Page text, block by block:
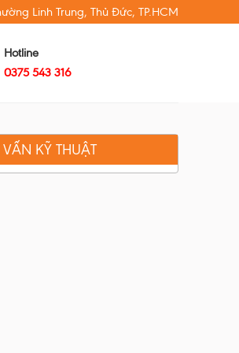
Linh Trung, Thủ Đức, TP.HCM
Hotline
0375 543 316
VẤN KỸ THUẬT